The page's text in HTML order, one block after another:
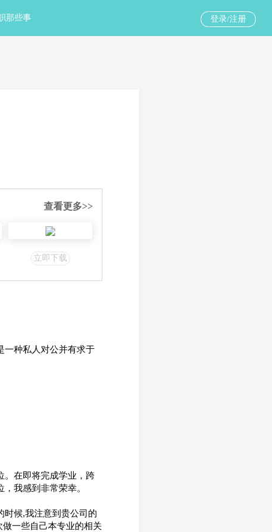
那些事 登录/注册
查看更多>>
立即下载
种私人对公并有求于
在即将完成学业，跨
我感到非常荣幸。
候,我注意到贵公司的
一些自己本专业的相关